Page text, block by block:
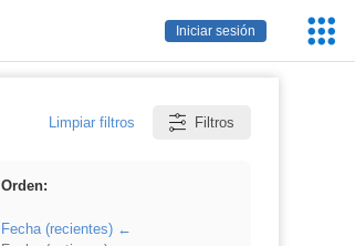
Iniciar sesión
Limpiar filtros Filtros
Orden:
Fecha (recientes)